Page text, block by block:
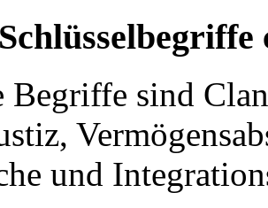
Begriffe sind
und